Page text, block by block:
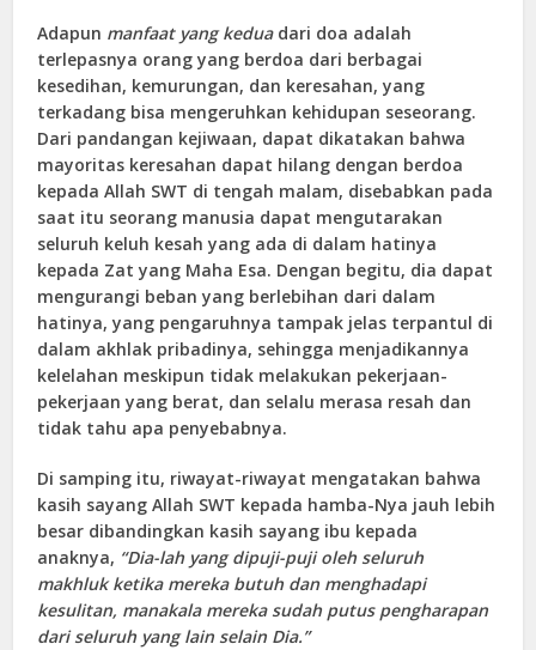
Adapun manfaat yang keduadari doa adalah
terlepasnya orang yang berdoa dari berbagai
kesedihan, kemurungan, dan keresahan, yang
terkadang bisa mengeruhkan kehidupan seseorang.
Dari pandangan kejiwaan, dapat dikatakan bahwa
mayoritas keresahan dapat hilang dengan berdoa
kepada Allah SWT di tengah malam, disebabkan pada
saat itu seorang manusia dapat mengutarakan
seluruh keluh kesah yang ada di dalam hatinya
kepada Zat yang Maha Esa. Dengan begitu, dia dapat
mengurangi beban yang berlebihan dari dalam
hatinya, yang pengaruhnya tampak jelas terpantul di
dalam akhlak pribadinya, sehingga menjadikannya
kelelahan meskipun tidak melakukan pekerjaan-
pekerjaan yang berat, dan selalu merasa resah dan
tidak tahu apa penyebabnya.
Di samping itu, riwayat-riwayat mengatakan bahwa
kasih sayang Allah SWT kepada hamba-Nya jauh lebih
besar dibandingkan kasih sayang ibu kepada
anaknya, “Dia-lah yang dipuji-puji oleh seluruh
makhluk ketika mereka butuh dan menghadapi
kesulitan, manakala mereka sudah putus pengharapan
dari seluruh yang lain selain Dia.”